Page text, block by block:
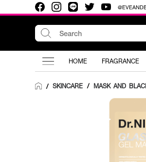
HOME FRAGRANCE
/ SKINCARE / MASK AND